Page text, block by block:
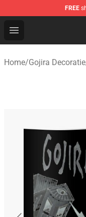
FREE
Open menu
Gojira Shop -
Home/Gojira Decoratie